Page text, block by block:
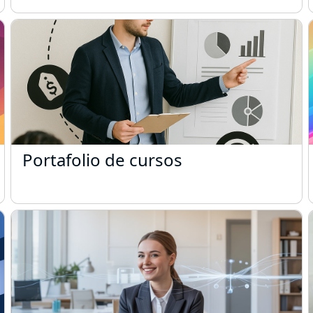
Portafolio de cursos
Portafolio de cursos